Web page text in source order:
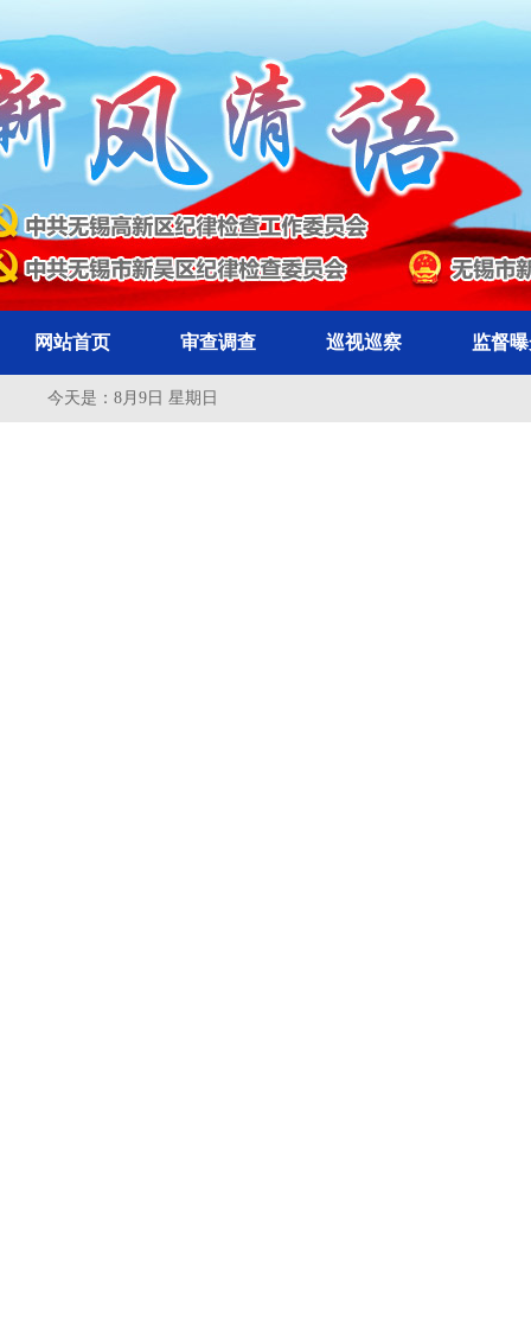
网站首页 审查调查 巡视巡察 监督
今天是： 8月9日 星期日